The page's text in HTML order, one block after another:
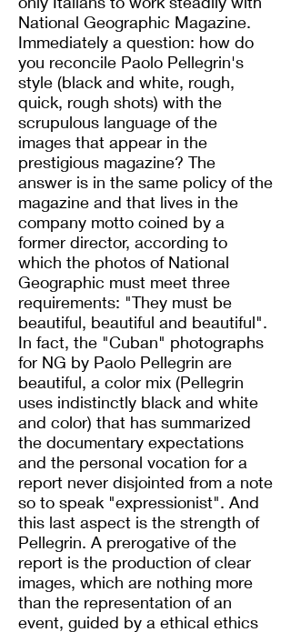
National Geographic Magazine.
Immediately a question: how do
you reconcile Paolo Pellegrin's
style (black and white, rough,
quick, rough shots) with the
scrupulous language of the
images that appear in the
prestigious magazine? The
answer is in the same policy of the
magazine and that lives in the
company motto coined by a
former director, according to
which the photos of National
Geographic must meet three
requirements: "They must be
beautiful, beautiful and beautiful".
In fact, the "Cuban" photographs
for NG by Paolo Pellegrin are
beautiful, a color mix (Pellegrin
uses indistinctly black and white
and color) that has summarized
the documentary expectations
and the personal vocation for a
report never disjointed from a note
so to speak "expressionist". And
this last aspect is the strength of
Pellegrin. A prerogative of the
report is the production of clear
images, which are nothing more
than the representation of an
event, guided by a ethical ethics